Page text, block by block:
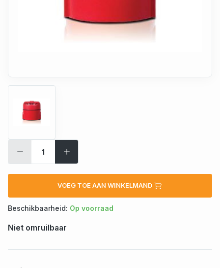
VOEG TOE AAN WINKELMAND
Beschikbaarheid: Op voorraad
Niet omruilbaar